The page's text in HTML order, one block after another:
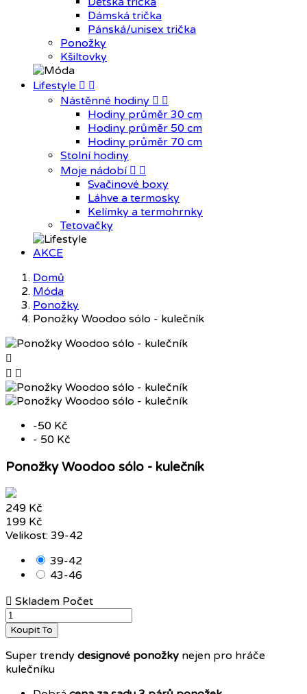
Dámská trička
Pánská/unisex trička
Ponožky
Kšiltovky
Lifestyle  
Nástěnné hodiny  
Hodiny průměr 30 cm
Hodiny průměr 50 cm
Hodiny průměr 70 cm
Stolní hodiny
Moje nádobí  
Svačinové boxy
Láhve a termosky
Kelímky a termohrnky
Tetovačky
AKCE
Domů
Móda
Ponožky
Ponožky Woodoo sólo - kulečník

 
-50 Kč
- 50 Kč
Ponožky Woodoo sólo - kulečník
249 Kč
199 Kč
Velikost: 39-42
39-42
43-46
 Skladem Počet
Koupit To
Super trendy designové ponožky nejen pro hráče
kulečníku